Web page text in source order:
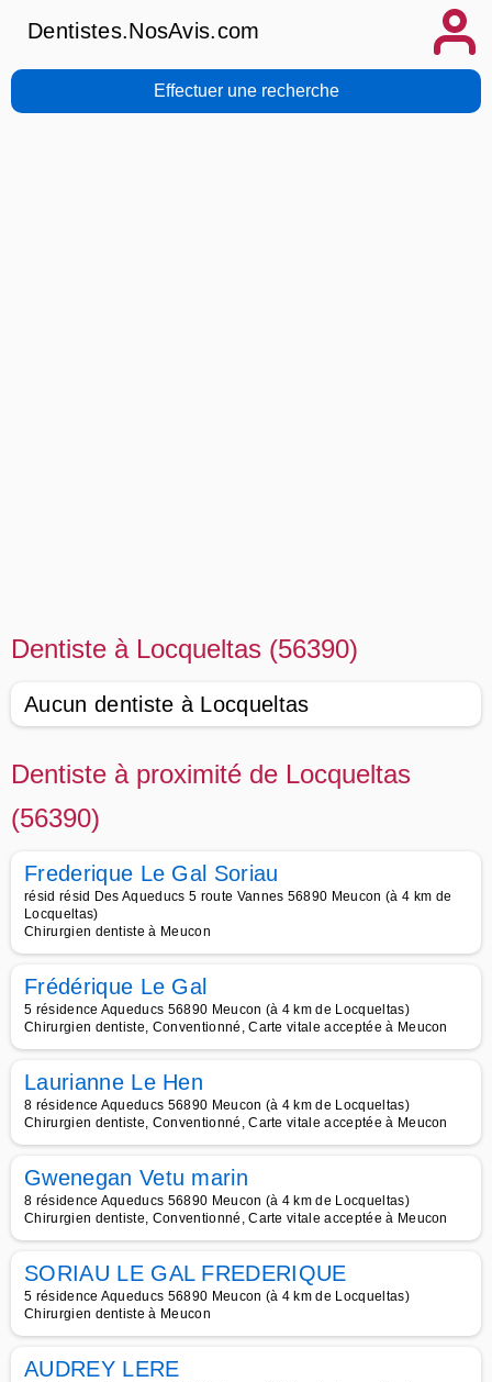
Dentistes.NosAvis.com
Effectuer une recherche
Dentiste à Locqueltas (56390)
Aucun dentiste à Locqueltas
Dentiste à proximité de Locqueltas
(56390)
Frederique Le Gal Soriau
résid résid Des Aqueducs 5 route Vannes 56890 Meucon (à 4 km de
Locqueltas)
Chirurgien dentiste à Meucon
Frédérique Le Gal
5 résidence Aqueducs 56890 Meucon (à 4 km de Locqueltas)
Chirurgien dentiste, Conventionné, Carte vitale acceptée à Meucon
Laurianne Le Hen
8 résidence Aqueducs 56890 Meucon (à 4 km de Locqueltas)
Chirurgien dentiste, Conventionné, Carte vitale acceptée à Meucon
Gwenegan Vetu marin
8 résidence Aqueducs 56890 Meucon (à 4 km de Locqueltas)
Chirurgien dentiste, Conventionné, Carte vitale acceptée à Meucon
SORIAU LE GAL FREDERIQUE
5 résidence Aqueducs 56890 Meucon (à 4 km de Locqueltas)
Chirurgien dentiste à Meucon
AUDREY LERE